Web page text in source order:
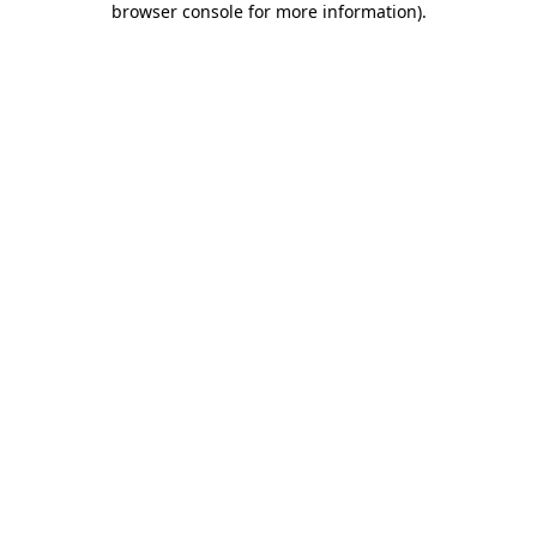
browser console for more information).